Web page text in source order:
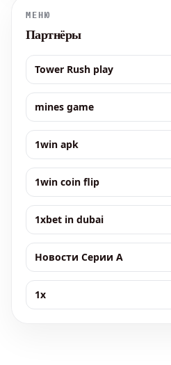
МЕНЮ
Партнёры
Tower Rush play
mines game
1win apk
1win coin flip
1xbet in dubai
Новости Серии А
1x